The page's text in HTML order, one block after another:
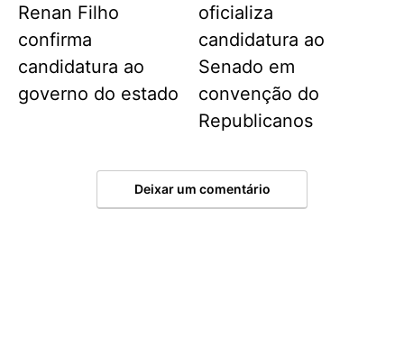
Renan Filho
confirma
candidatura ao
governo do estado
oficializa
candidatura ao
Senado em
convenção do
Republicanos
Deixar um comentário